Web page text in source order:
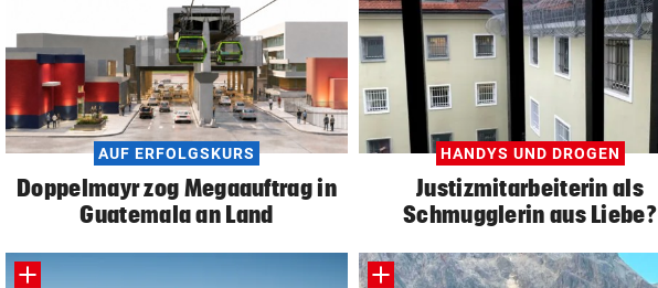
AUF ERFOLGSKURS
Doppelmayr zog Megaauftrag in
Guatemala an Land
HANDYS UND DROGEN
Justizmitarbeiterin als
Schmugglerin aus Liebe?